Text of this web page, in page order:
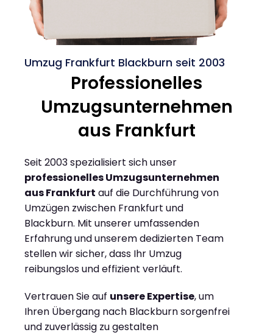
Umzug Frankfurt Blackburn seit 2003
Professionelles
Umzugsunternehmen
aus Frankfurt
Seit 2003 spezialisiert sich unser
professionelles Umzugsunternehmen
aus Frankfurt auf die Durchführung von
Umzügen zwischen Frankfurt und
Blackburn. Mit unserer umfassenden
Erfahrung und unserem dedizierten Team
stellen wir sicher, dass Ihr Umzug
reibungslos und effizient verläuft.
Vertrauen Sie auf unsere Expertise, um
Ihren Übergang nach Blackburn sorgenfrei
und zuverlässig zu gestalten